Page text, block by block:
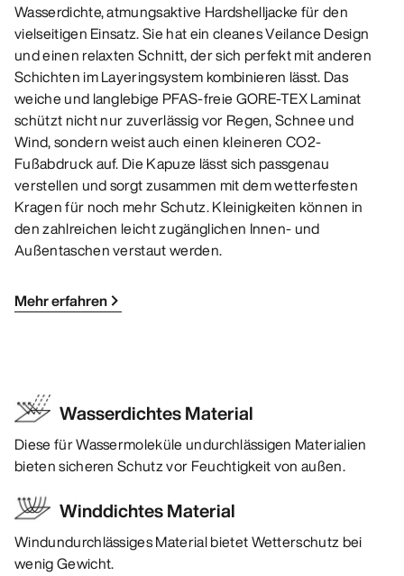
Wasserdichte, atmungsaktive Hardshelljacke für den
vielseitigen Einsatz. Sie hat ein cleanes Veilance Design
und einen relaxten Schnitt, der sich perfekt mit anderen
Schichten im Layeringsystem kombinieren lässt. Das
weiche und langlebige PFAS-freie GORE-TEX Laminat
schützt nicht nur zuverlässig vor Regen, Schnee und
Wind, sondern weist auch einen kleineren CO2-
Fußabdruck auf. Die Kapuze lässt sich passgenau
verstellen und sorgt zusammen mit dem wetterfesten
Kragen für noch mehr Schutz. Kleinigkeiten können in
den zahlreichen leicht zugänglichen Innen- und
Außentaschen verstaut werden.
Mehr erfahren
Wasserdichtes Material
Diese für Wassermoleküle undurchlässigen Materialien
bieten sicheren Schutz vor Feuchtigkeit von außen.
Winddichtes Material
Windundurchlässiges Material bietet Wetterschutz bei
wenig Gewicht.